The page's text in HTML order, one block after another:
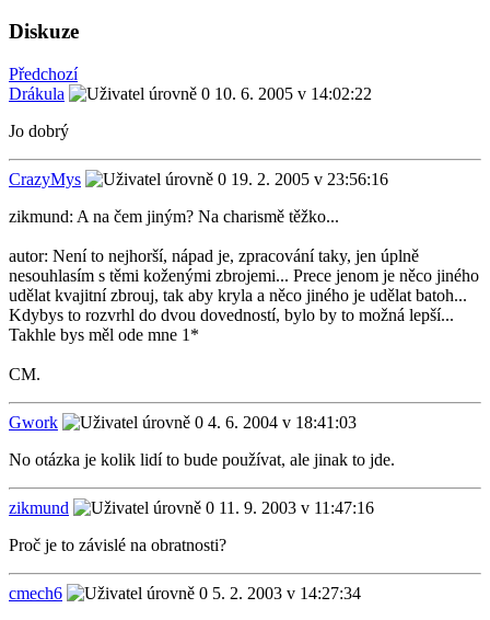
Diskuze
Předchozí
Drákula
10. 6. 2005 v 14:02:22
Jo dobrý
CrazyMys
19. 2. 2005 v 23:56:16
zikmund: A na čem jiným? Na charismě těžko...
autor: Není to nejhorší, nápad je, zpracování taky, jen úplně
nesouhlasím s těmi koženými zbrojemi... Prece jenom je něco jiného
udělat kvajitní zbrouj, tak aby kryla a něco jiného je udělat batoh...
Kdybys to rozvrhl do dvou dovedností, bylo by to možná lepší...
Takhle bys měl ode mne 1*
CM.
Gwork
4. 6. 2004 v 18:41:03
No otázka je kolik lidí to bude používat, ale jinak to jde.
zikmund
11. 9. 2003 v 11:47:16
Proč je to závislé na obratnosti?
cmech6
5. 2. 2003 v 14:27:34